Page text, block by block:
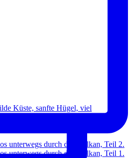
Küste, sanfte Hügel, viel
Küste und überraschend wenig
unterwegs durch den Balkan, Teil 2.
unterwegs durch den Balkan, Teil 1.